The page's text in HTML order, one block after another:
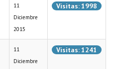
11
Diciembre
2015
Visitas: 1998
11
Diciembre
Visitas: 1241